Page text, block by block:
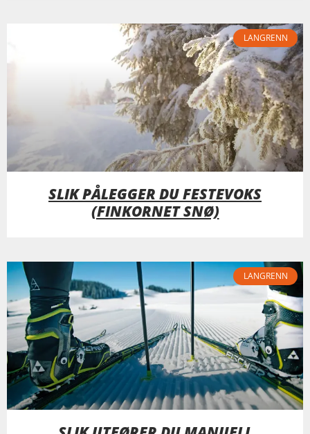
LANGRENN
SLIK PÅLEGGER DU FESTEVOKS
(FINKORNET SNØ)
LANGRENN